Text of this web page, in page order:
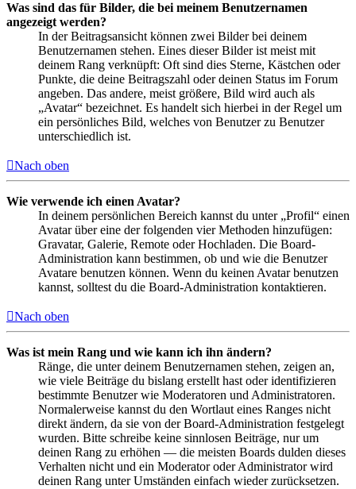
Was sind das für Bilder, die bei meinem Benutzernamen
angezeigt werden?
In der Beitragsansicht können zwei Bilder bei deinem
Benutzernamen stehen. Eines dieser Bilder ist meist mit
deinem Rang verknüpft: Oft sind dies Sterne, Kästchen oder
Punkte, die deine Beitragszahl oder deinen Status im Forum
angeben. Das andere, meist größere, Bild wird auch als
„Avatar“ bezeichnet. Es handelt sich hierbei in der Regel um
ein persönliches Bild, welches von Benutzer zu Benutzer
unterschiedlich ist.
Nach oben
Wie verwende ich einen Avatar?
In deinem persönlichen Bereich kannst du unter „Profil“ einen
Avatar über eine der folgenden vier Methoden hinzufügen:
Gravatar, Galerie, Remote oder Hochladen. Die Board-
Administration kann bestimmen, ob und wie die Benutzer
Avatare benutzen können. Wenn du keinen Avatar benutzen
kannst, solltest du die Board-Administration kontaktieren.
Nach oben
Was ist mein Rang und wie kann ich ihn ändern?
Ränge, die unter deinem Benutzernamen stehen, zeigen an,
wie viele Beiträge du bislang erstellt hast oder identifizieren
bestimmte Benutzer wie Moderatoren und Administratoren.
Normalerweise kannst du den Wortlaut eines Ranges nicht
direkt ändern, da sie von der Board-Administration festgelegt
wurden. Bitte schreibe keine sinnlosen Beiträge, nur um
deinen Rang zu erhöhen — die meisten Boards dulden dieses
Verhalten nicht und ein Moderator oder Administrator wird
deinen Rang unter Umständen einfach wieder zurücksetzen.